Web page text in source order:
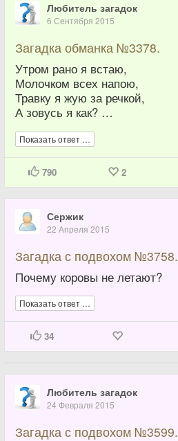
Любитель загадок
6 Сентября 2015
Загадка обманка №3378.
Утром рано я встаю,
Молочком всех напою,
Травку я жую за речкой,
А зовусь я как? …
Показать ответ …
790 2
Сержик
22 Апреля 2015
Загадка с подвохом №3758.
Почему коровы не летают?
Показать ответ …
34
Любитель загадок
24 Февраля 2015
Загадка с подвохом №3599.